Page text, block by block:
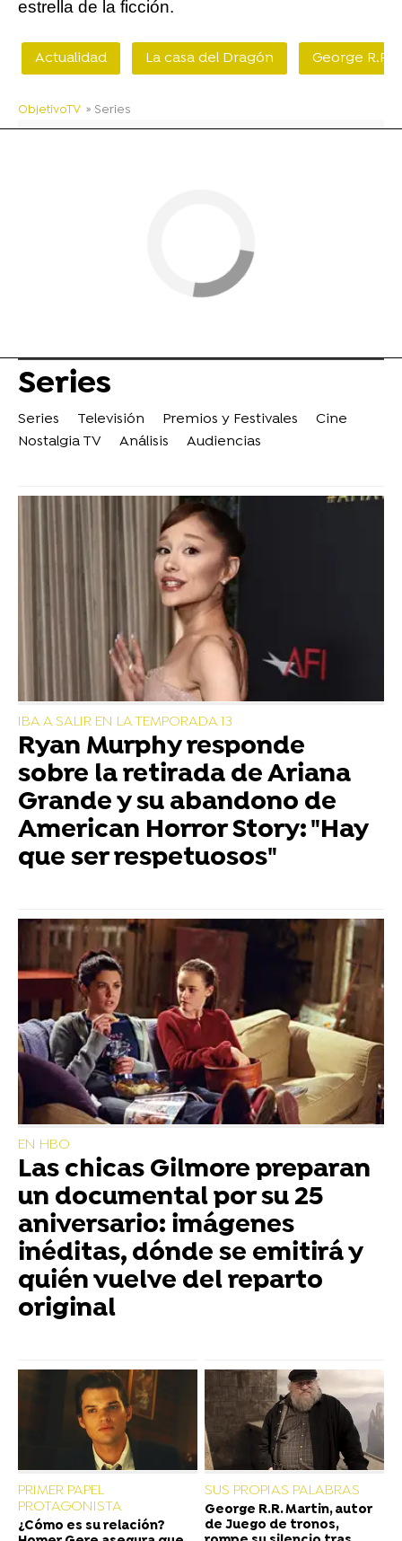
estrella de la ficción.
Actualidad La casa del Dragón George R.R.
ObjetivoTV » Series
Series
Series Televisión Premios y Festivales
Cine
Nostalgia TV
Análisis Audiencias
IBA A SALIR EN LA TEMPORADA 13
Ryan Murphy responde
sobre la retirada de Ariana
Grande y su abandono de
American Horror Story: "Hay
que ser respetuosos"
EN HBO
Las chicas Gilmore preparan
un documental por su 25
aniversario: imágenes
inéditas, dónde se emitirá y
quién vuelve del reparto
original
PRIMER PAPEL
PROTAGONISTA
¿Cómo es su relación?
SUS PROPIAS PALABRAS
George R.R. Martin, autor
de Juego de tronos,